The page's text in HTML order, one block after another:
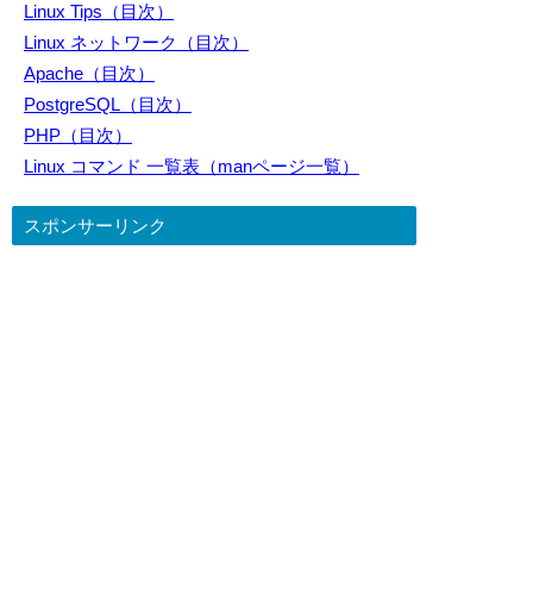
Linux Tips（目次）
Linux ネットワーク（目次）
Apache（目次）
PostgreSQL（目次）
PHP（目次）
Linux コマンド 一覧表（manページ一覧）
スポンサーリンク